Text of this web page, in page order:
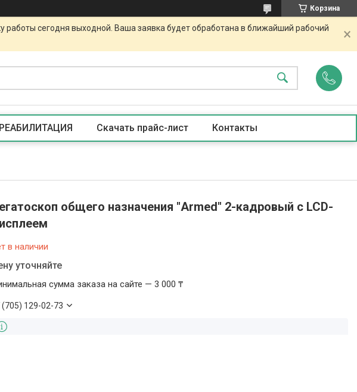
Корзина
сегодня выходной. Ваша заявка будет обработана в ближайший рабочий
РЕАБИЛИТАЦИЯ Скачать прайс-лист Контакты
общего назначения "Armed" 2-кадровый с LCD-
в наличии
уточняйте
сумма заказа на сайте — 3 000 ₸
(705) 129-02-73